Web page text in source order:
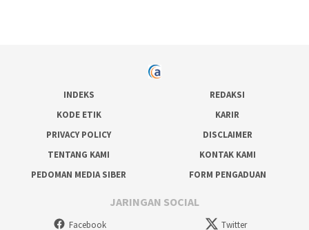
INDEKS
REDAKSI
KODE ETIK
KARIR
PRIVACY POLICY
DISCLAIMER
TENTANG KAMI
KONTAK KAMI
PEDOMAN MEDIA SIBER
FORM PENGADUAN
JARINGAN SOCIAL
Facebook Twitter